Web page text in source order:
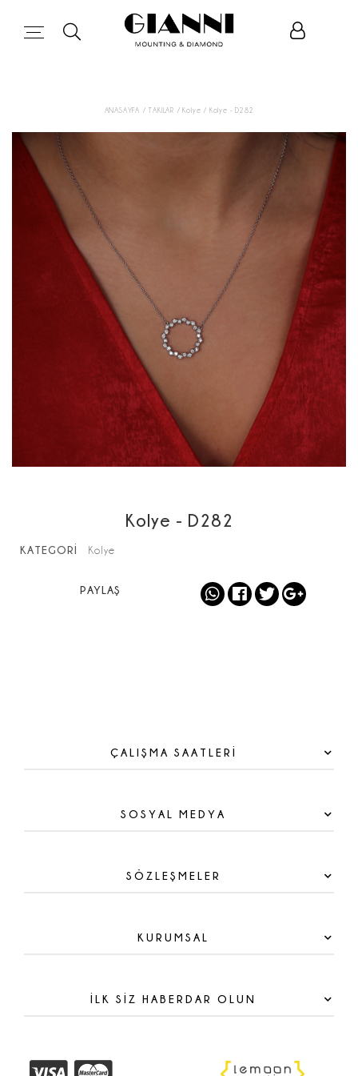
/ Kolye - D282
Kolye - D282
KATEGORİ Kolye
PAYLAŞ
ÇALIŞMA SAATLERİ
SOSYAL MEDYA
SÖZLEŞMELER
KURUMSAL
İLK SİZ HABERDAR OLUN